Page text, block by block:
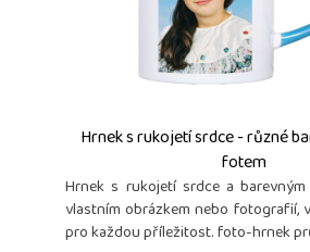
Hrnek s rukojetí srdce - různé
fotem
Hrnek s rukojetí srdce a
vlastním obrázkem nebo fotografií,
pro každou příležitost. foto-hrnek